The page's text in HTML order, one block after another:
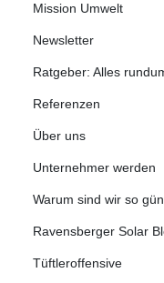
Mission Umwelt
Newsletter
Ratgeber: Alles
Referenzen
Über uns
Unternehmer werden
Warum sind wir so
Ravensberger Solar
Tüftleroffensive